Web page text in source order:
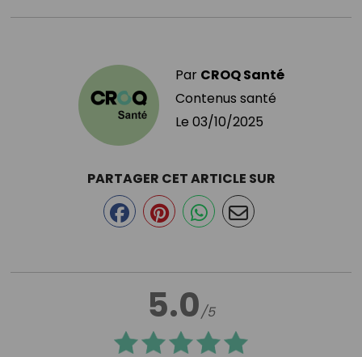
Par CROQ Santé
Contenus santé
Le 03/10/2025
5.0/5
PARTAGER CET ARTICLE SUR